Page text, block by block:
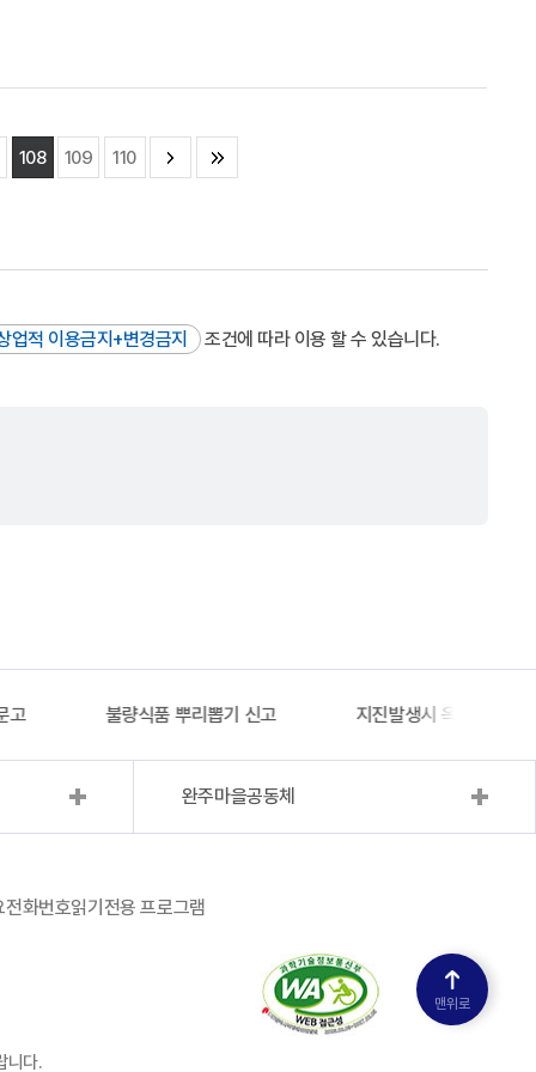
108 109 110
업적 이용금지+변경금지 조건에 따라 이용 할 수 있습니다.
고 불량식품 뿌리뽑기 신고 지진발생시 옥외대피소
완주마을공동체
전화번호읽기전용 프로그램
니다.
맨위로